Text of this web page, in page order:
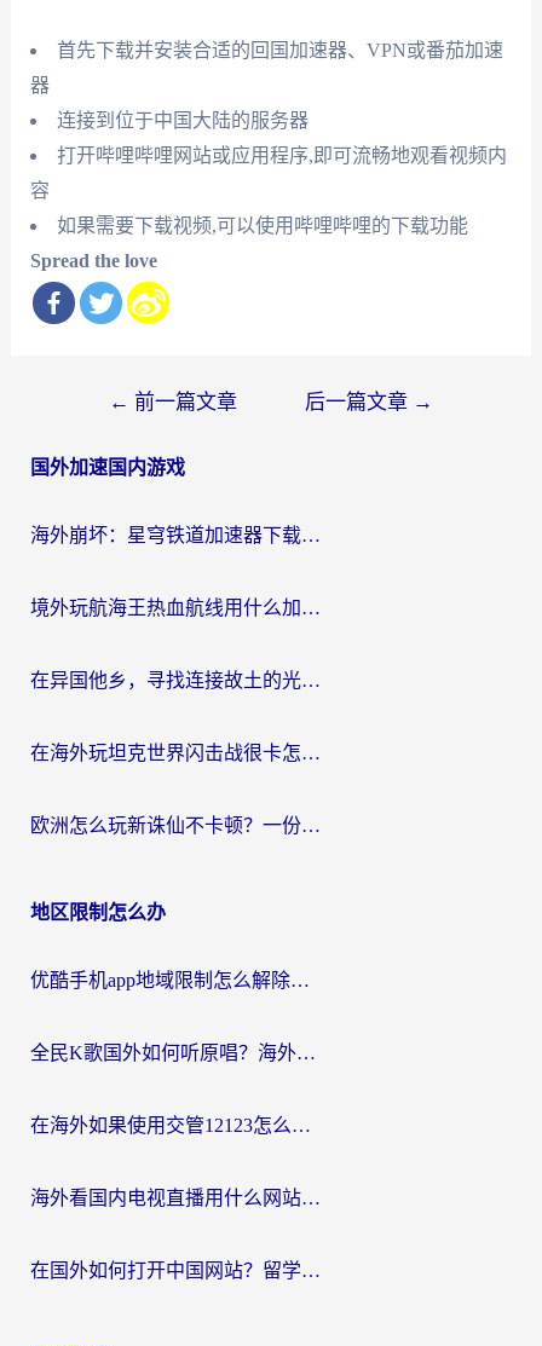
首先下载并安装合适的回国加速器、VPN或番茄加速
器
连接到位于中国大陆的服务器
打开哔哩哔哩网站或应用程序,即可流畅地观看视频内
容
如果需要下载视频,可以使用哔哩哔哩的下载功能
Spread the love
导
← 前一篇文章 后一篇文章 →
国外加速国内游戏
海外崩坏：星穹铁道加速器下载安装：一份给游子的终极网络指南
境外玩航海王热血航线用什么加速器？2026海外玩家实测最优方案（附欧洲问道堡垒前线加速技巧）
在异国他乡，寻找连接故土的光明大陆免费加速器
在海外玩坦克世界闪击战很卡怎么办？老玩家亲测有效的加速器选择指南
欧洲怎么玩新诛仙不卡顿？一份给海外游子的国服游戏畅玩指南
地区限制怎么办
优酷手机app地域限制怎么解除？海外党亲测有效的追剧方案
全民K歌国外如何听原唱？海外党亲测有效的回国加速器选择指南
在海外如果使用交管12123怎么处理？留学生亲测有效的回国加速方案
海外看国内电视直播用什么网站比较好？一篇解决你所有追剧难题的实用指南
在国外如何打开中国网站？留学生与海外华人的无缝访问指南